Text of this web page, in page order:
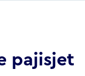
pajisjet